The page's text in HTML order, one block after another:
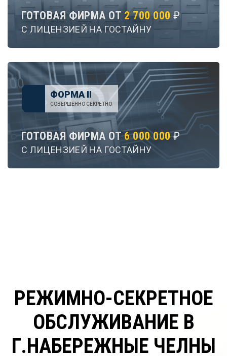
ГОТОВАЯ ФИРМА ОТ 2 700 000 ₽
С ЛИЦЕНЗИЕЙ НА ГОСТАЙНУ
ФОРМА II
СОВЕРШЕННО СЕКРЕТНО
ГОТОВАЯ ФИРМА ОТ6 000 000 ₽
С ЛИЦЕНЗИЕЙ НА ГОСТАЙНУ
РЕЖИМНО-СЕКРЕТНОЕ
ОБСЛУЖИВАНИЕ В
Г.НАБЕРЕЖНЫЕ ЧЕЛНЫ